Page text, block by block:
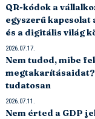
QR-kódok a
egyszerű kapcsolat
és a digitális világ
2026.07.17.
Nem tudod, mibe
megtakarításaidat?
tudatosan
2026.07.11.
Nem érted a GDP